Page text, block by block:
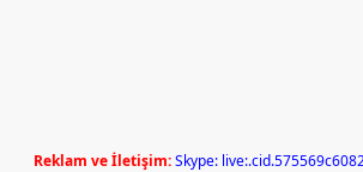
Reklam ve İletişim:Skype: